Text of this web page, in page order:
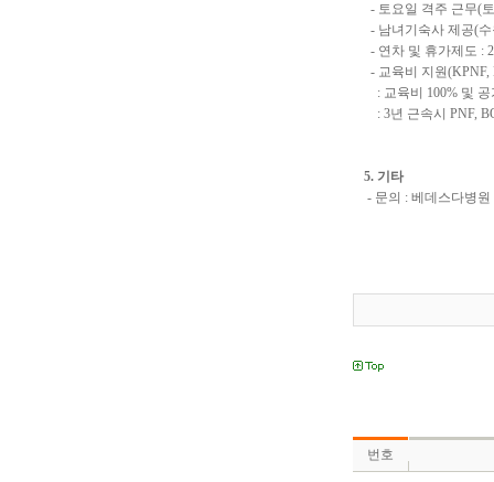
- 토요일 격주 근무(
- 남녀기숙사 제공(
- 연차 및 휴가제도 :
- 교육비 지원
: 교육비 100% 및
: 3년 근속시 PNF,
5. 기타
- 문의 : 베데스다병
번호